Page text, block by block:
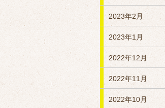
2023年2月
2023年1月
2022年12月
2022年11月
2022年10月